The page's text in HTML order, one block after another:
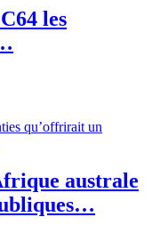
les
australe